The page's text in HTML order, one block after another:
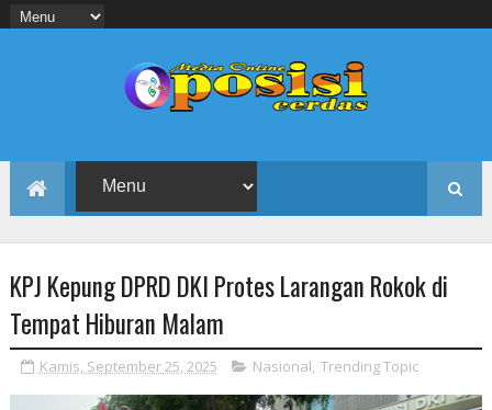
KPJ Kepung DPRD DKI Protes Larangan Rokok di
Tempat Hiburan Malam
Kamis, September 25, 2025 Nasional, Trending Topic